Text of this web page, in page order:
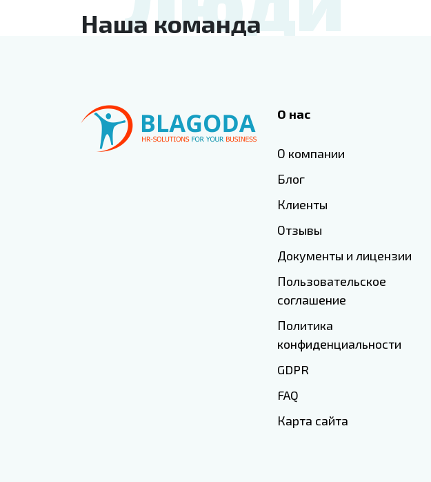
Наша команда
О нас
О компании
Блог
Клиенты
Отзывы
Документы и лицензии
Пользовательское
соглашение
Политика
конфиденциальности
GDPR
FAQ
Карта сайта